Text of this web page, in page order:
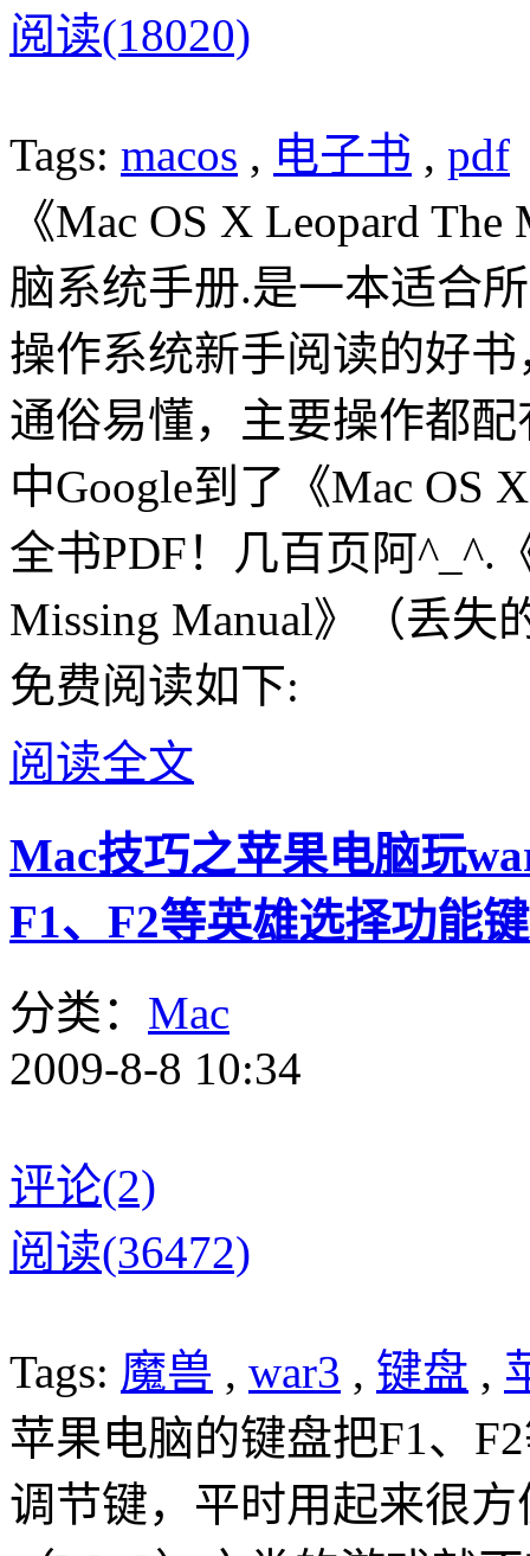
阅读(18020)
Tags: macos , 电子书 , pdf
《Mac OS X Leopard
脑系统手册.是一本适合
操作系统新手阅读的好
通俗易懂，主要操作都
中Google到了《Mac OS
全书PDF！几百页阿^_^.
Missing Manual》（丢失
免费阅读如下:
阅读全文
Mac技巧之苹果电脑玩
F1、F2等英雄选择功能
分类： Mac
2009-8-8 10:34
评论(2)
阅读(36472)
Tags: 魔兽 , war3 , 键盘 ,
苹果电脑的键盘把F1、
调节键，平时用起来很